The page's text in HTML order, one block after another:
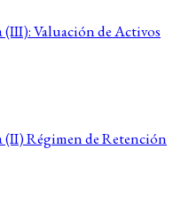
(III): Valuación de Activos
(II) Régimen de Retención